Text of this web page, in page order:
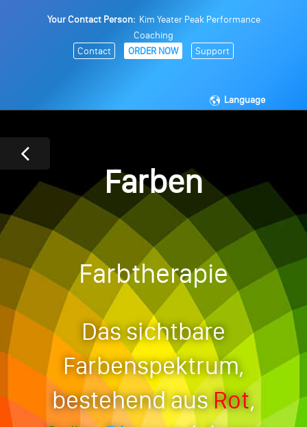
Your Contact Person: Kim Yeater Peak Performance
Coaching
Contact
ORDER NOW Support
Language
Farben
Farbtherapie
Das sichtbare
Farbenspektrum,
bestehend ausRot,